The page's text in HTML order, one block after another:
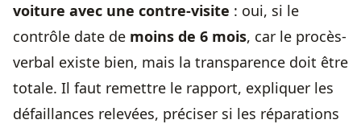
voiture avec une contre-visite : oui, si le
contrôle date de moins de 6 mois, car le procès-
verbal existe bien, mais la transparence doit être
totale. Il faut remettre le rapport, expliquer les
défaillances relevées, préciser si les réparations